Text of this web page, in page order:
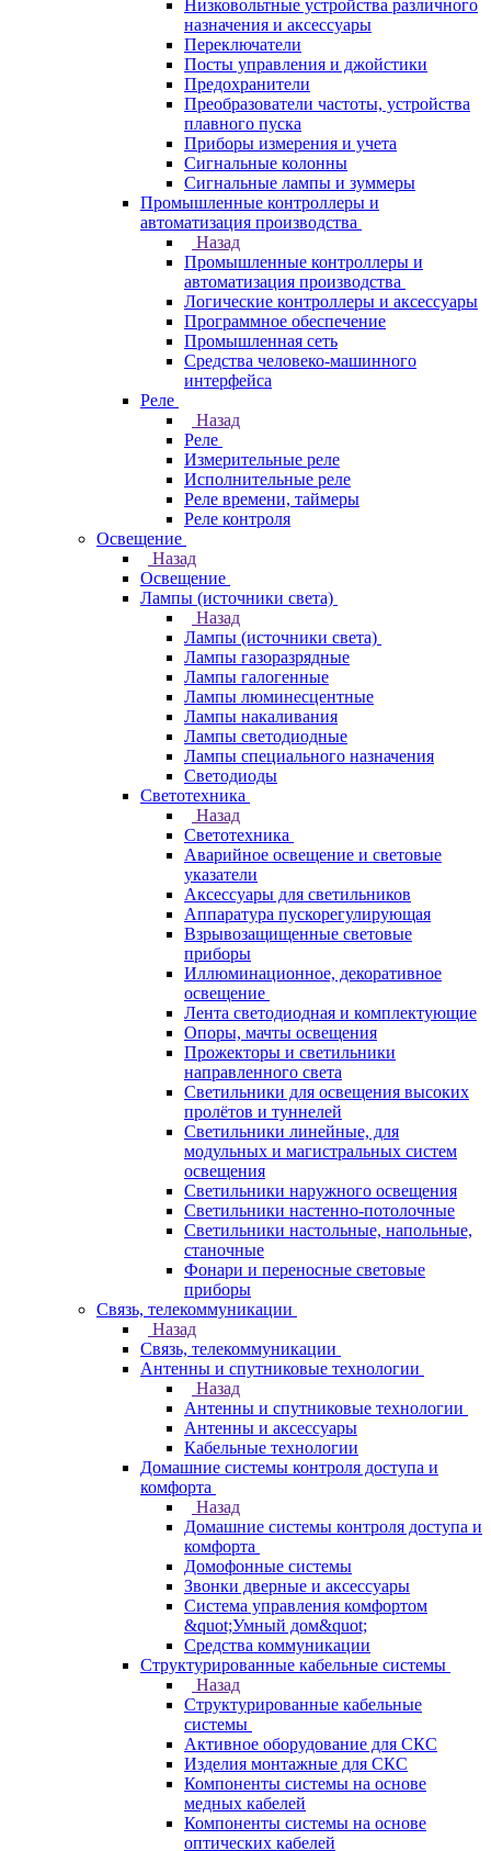
Низковольтные устройства различного
назначения и аксессуары
Переключатели
Посты управления и джойстики
Предохранители
Преобразователи частоты, устройства
плавного пуска
Приборы измерения и учета
Сигнальные колонны
Сигнальные лампы и зуммеры
Промышленные контроллеры и
автоматизация производства
Назад
Промышленные контроллеры и
автоматизация производства
Логические контроллеры и аксессуары
Программное обеспечение
Промышленная сеть
Средства человеко-машинного
интерфейса
Реле
Назад
Реле
Измерительные реле
Исполнительные реле
Реле времени, таймеры
Реле контроля
Освещение
Назад
Освещение
Лампы (источники света)
Назад
Лампы (источники света)
Лампы газоразрядные
Лампы галогенные
Лампы люминесцентные
Лампы накаливания
Лампы светодиодные
Лампы специального назначения
Светодиоды
Светотехника
Назад
Светотехника
Аварийное освещение и световые
указатели
Аксессуары для светильников
Аппаратура пускорегулирующая
Взрывозащищенные световые
приборы
Иллюминационное, декоративное
освещение
Лента светодиодная и комплектующие
Опоры, мачты освещения
Прожекторы и светильники
направленного света
Светильники для освещения высоких
пролётов и туннелей
Светильники линейные, для
модульных и магистральных систем
освещения
Светильники наружного освещения
Светильники настенно-потолочные
Светильники настольные, напольные,
станочные
Фонари и переносные световые
приборы
Связь, телекоммуникации
Назад
Связь, телекоммуникации
Антенны и спутниковые технологии
Назад
Антенны и спутниковые технологии
Антенны и аксессуары
Кабельные технологии
Домашние системы контроля доступа и
комфорта
Назад
Домашние системы контроля доступа и
комфорта
Домофонные системы
Звонки дверные и аксессуары
Система управления комфортом
&quot;Умный дом&quot;
Средства коммуникации
Структурированные кабельные системы
Назад
Структурированные кабельные
системы
Активное оборудование для СКС
Изделия монтажные для СКС
Компоненты системы на основе
медных кабелей
Компоненты системы на основе
оптических кабелей